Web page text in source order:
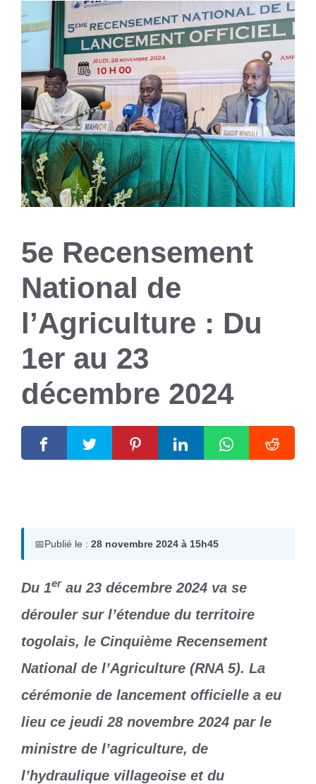
5e Recensement
National de
l’Agriculture : Du
1er au 23
décembre 2024
📅Publié le : 28 novembre 2024 à 15h45
Du 1erau 23 décembre 2024 va se
dérouler sur l’étendue du territoire
togolais, le Cinquième Recensement
National de l’Agriculture (RNA 5). La
cérémonie de lancement officielle a eu
lieu ce jeudi 28 novembre 2024 par le
ministre de l’agriculture, de
l’hydraulique villageoise et du